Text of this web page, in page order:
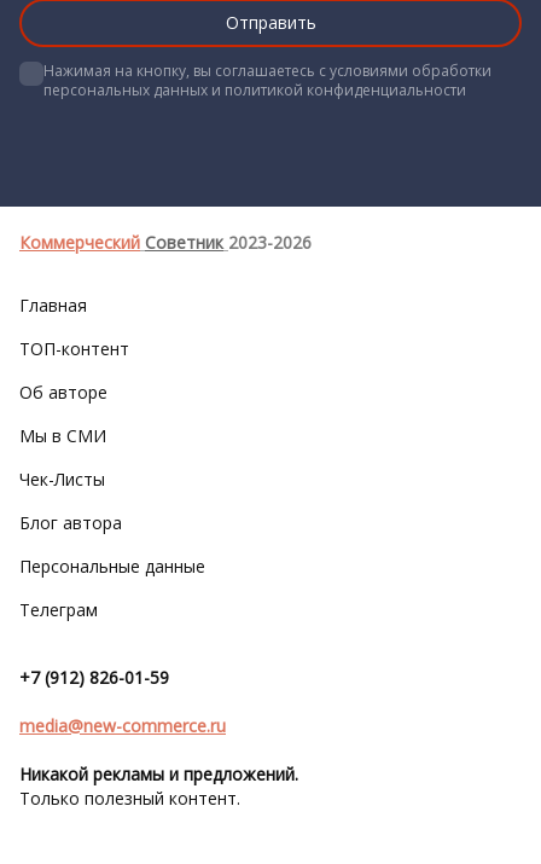
Нажимая на кнопку, вы соглашаетесь с условиями обработки
персональных данных и политикой конфиденциальности
Коммерческий Советник 2023-2026
Главная
ТОП-контент
Об авторе
Мы в СМИ
Чек-Листы
Блог автора
Персональные данные
Телеграм
+7 (912) 826-01-59
media@new-commerce.ru
Никакой рекламы и предложений.
Только полезный контент.